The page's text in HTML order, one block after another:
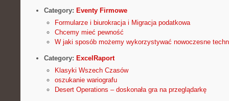
Category: Eventy Firmowe
Formularze i biurokracja i Migracja podatkowa
Chcemy mieć pewność
W jaki sposób możemy wykorzystywać nowoczesne
Category: ExcelRaport
Klasyki Wszech Czasów
oszukanie wariografu
Desert Operations – doskonała gra na przeglądarkę